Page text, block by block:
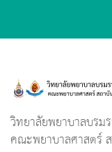
วิทยาลัยพยาบาลบรม
คณะพยาบาลศาสตร์